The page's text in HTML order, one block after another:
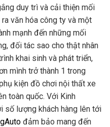
duy trì và cải thiện mối
văn hóa công ty và một
mạnh đến những mối
đối tác sao cho thật nhân
khai sinh và phát triển,
mình trở thành 1 trong
kiện đồ chơi nội thất xe
toàn quốc. Với Kinh
số lượng khách hàng lên tới
đảm bảo mang đến